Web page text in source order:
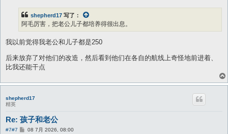
shepherd17 写了：
阿毛厉害，把老公儿子都培养得很出息。
我以前觉得我老公和儿子都是250
后来放弃了对他们的改造，然后看到他们在各自的航线上奇怪地前进着、
比我还能干点
shepherd17
精英
Re: 孩子和老公
#7#7
帖
08 7月 2026, 08:00